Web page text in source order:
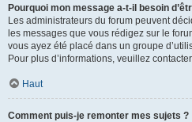
Pourquoi mon message a-t-il besoin
Les administrateurs du forum peuvent
les messages que vous rédigez sur le
vous ayez été placé dans un groupe
Pour plus d’informations, veuillez
Haut
Comment puis-je remonter mes sujets ?